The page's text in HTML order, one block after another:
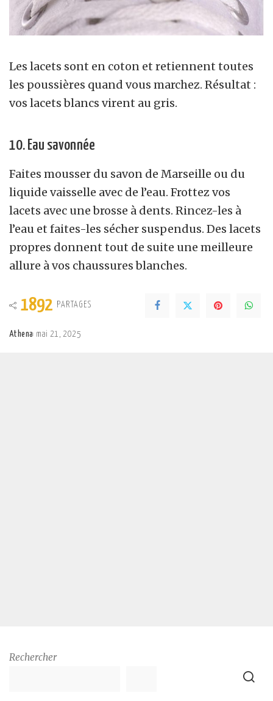
Les lacets sont en coton et retiennent toutes
les poussières quand vous marchez. Résultat :
vos lacets blancs virent au gris.
10. Eau savonnée
Faites mousser du savon de Marseille ou du
liquide vaisselle avec de l’eau. Frottez vos
lacets avec une brosse à dents. Rincez-les à
l’eau et faites-les sécher suspendus. Des lacets
propres donnent tout de suite une meilleure
allure à vos chaussures blanches.
1892 PARTAGES
Athena mai 21, 2025
Rechercher